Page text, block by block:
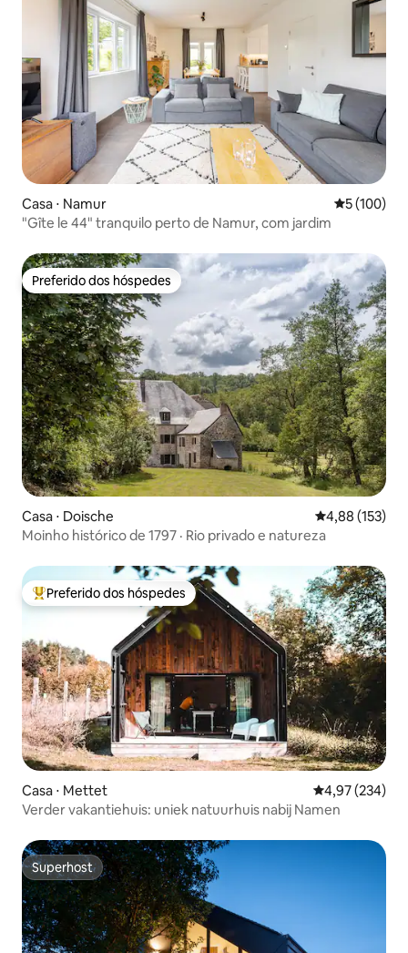
Casa ⋅ Namur 5 de uma
5 (100)
"Gîte le 44" tranquilo perto de Namur, com jardim
Preferido dos hóspedes
Preferido dos hóspedes
Casa ⋅ Doische 4,88 de uma
4,88 (153)
Moinho histórico de 1797 · Rio privado e natureza
Entre os melhores preferidos dos hóspedes
Preferido dos hóspedes
Casa ⋅ Mettet 4,97 de uma
4,97 (234)
Verder vakantiehuis: uniek natuurhuis nabij Namen
Superhost
Superhost